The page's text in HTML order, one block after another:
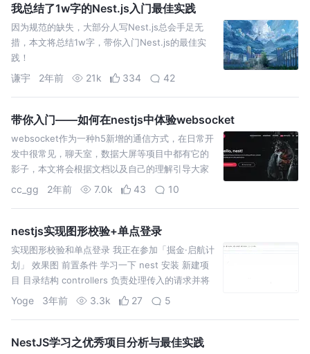
我总结了1w字的Nest.js入门最佳实践
因为规范的缺失，大部分人写Nest.js总会手足无
措，本文将总结1w字，带你入门Nest.js的最佳实
践！
谦宇 2年前 21k 334 42
带你入门——如何在nestjs中体验websocket
websocket作为一种h5新增的通信方式，在日常开
发中很常见，聊天室，数据大屏等项目中都有它的
影子，本文将会根据文档以及自己的理解引导大家
学习如何在nestjs中实现websocket，并且会搭配
cc_gg 2年前 7.0k 43 10
nestjs实现图形校验+单点登录
实现图形校验和单点登录 我正在参加「掘金·启航计
划」 效果图 前置条件 学习一下 nest 安装 新建项
目 目录结构 controllers 负责处理传入的请求并将
响应返回给客户端。(定义路由等) c
Yoge 3年前 3.3k 27 5
NestJS学习之优秀项目分析与最佳实践